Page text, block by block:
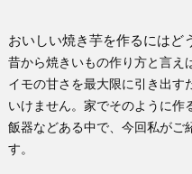
おいしい焼き芋を作るにはど
昔から焼きいもの作り方と言え
イモの甘さを最大限に引き出す
いけません。家でそのように作
飯器などある中で、今回私がご
す。